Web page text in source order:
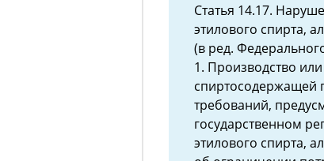
Статья 14.17.
этилового спирта,
(в ред.
1. Производство
спиртосодержащей
требований,
государственном
этилового спирта,